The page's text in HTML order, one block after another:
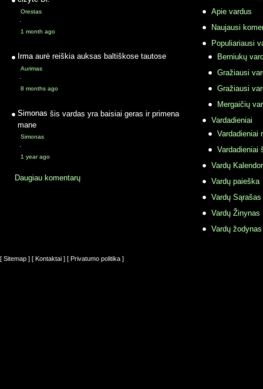
Orestas
·
1 month ago
Irma aurė reiškia auksas baltiškose tautose
Aurimas
·
8 months ago
Simonas šis vardas yra baisiai geras ir primena
mane
Simonas
·
1 year ago
Daugiau komentarų
Apie vardus
Naujausi
Populiariausi
Berniukų
Gražiausi
Gražiausi
Mergaičių
Vardadieniai
Vardadieniai
Vardadieniai
Vardų
Vardų paieška
Vardų Sąrašas
Vardų Žinynas
Vardų
[ Sitemap ] [ Kontaktai ] [ Privatumo politika ]